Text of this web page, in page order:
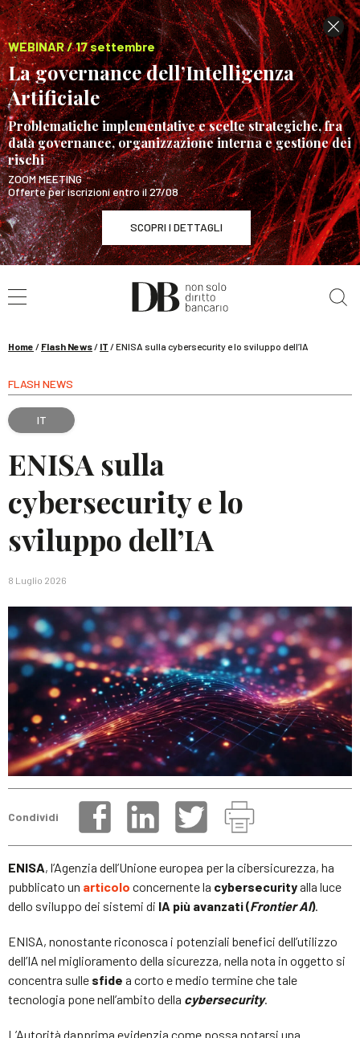
WEBINAR / 17 settembre
La governance dell’Intelligenza
Artificiale
Problematiche implementative e scelte strategiche, fra
data governance, organizzazione interna e gestione dei
rischi
ZOOM MEETING
Offerte per iscrizioni entro il 27/08
SCOPRI I DETTAGLI
WEBINAR / 17 settembre
La governance dell’Intelligenza Artificiale
Home / Flash News/ IT /ENISA sulla cybersecurity e lo sviluppo dell’IA
FLASH NEWS
IT
ENISA sulla
cybersecurity e lo
sviluppo dell’IA
8 Luglio 2026
Condividi
ENISA, l’Agenzia dell’Unione europea per la cibersicurezza, ha
pubblicato un articolo concernente la cybersecurityalla luce
dello sviluppo dei sistemi di IA più avanzati (FrontierAI).
ENISA, nonostante riconosca i potenziali benefici dell’utilizzo
dell’IA nel miglioramento della sicurezza, nella nota in oggetto si
concentra sulle sfide a corto e medio termine che tale
tecnologia pone nell’ambito della cybersecurity.
L’Autorità dapprima evidenzia come possa notarsi una